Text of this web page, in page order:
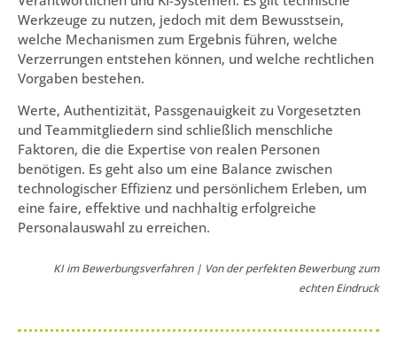
Werkzeuge zu nutzen, jedoch mit dem Bewusstsein,
welche Mechanismen zum Ergebnis führen, welche
Verzerrungen entstehen können, und welche rechtlichen
Vorgaben bestehen.
Werte, Authentizität, Passgenauigkeit zu Vorgesetzten
und Teammitgliedern sind schließlich menschliche
Faktoren, die die Expertise von realen Personen
benötigen. Es geht also um eine Balance zwischen
technologischer Effizienz und persönlichem Erleben, um
eine faire, effektive und nachhaltig erfolgreiche
Personalauswahl zu erreichen.
KI im Bewerbungsverfahren | Von der perfekten Bewerbung zum
echten Eindruck